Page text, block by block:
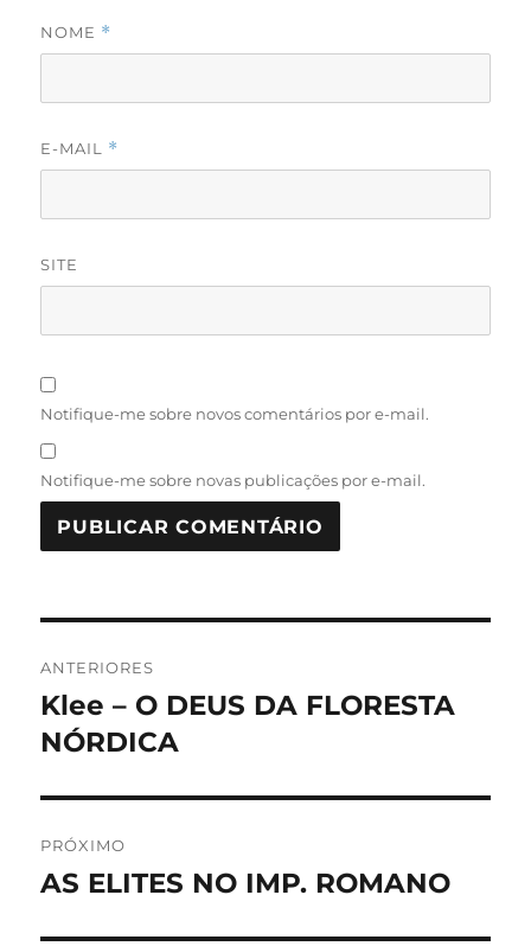
NOME *
E-MAIL *
SITE
Notifique-me sobre novos comentários por e-mail.
Notifique-me sobre novas publicações por e-mail.
de
Post
ANTERIORES
Post
anterior:
Klee – O DEUS DA FLORESTA
NÓRDICA
PRÓXIMO
Próximo
AS ELITES NO IMP. ROMANO